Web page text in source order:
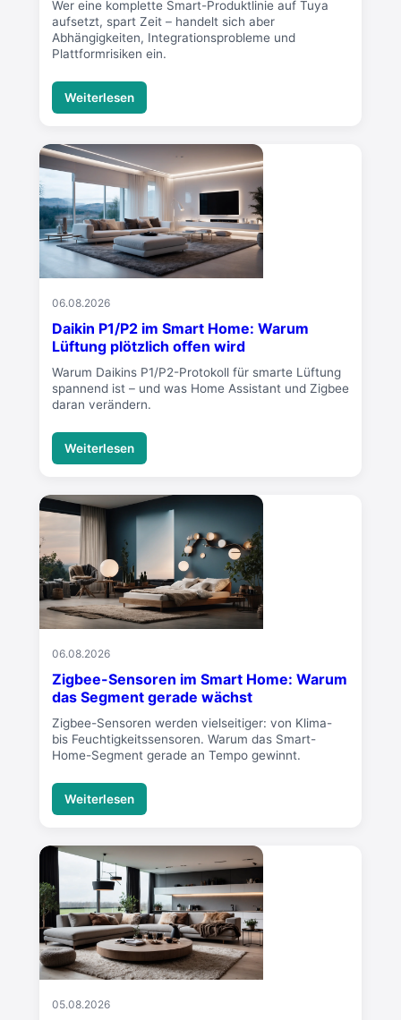
Wer eine komplette Smart-Produktlinie auf Tuya
aufsetzt, spart Zeit – handelt sich aber
Abhängigkeiten, Integrationsprobleme und
Plattformrisiken ein.
Weiterlesen
06.08.2026
Daikin P1/P2 im Smart Home: Warum
Lüftung plötzlich offen wird
Warum Daikins P1/P2-Protokoll für smarte Lüftung
spannend ist – und was Home Assistant und Zigbee
daran verändern.
Weiterlesen
06.08.2026
Zigbee-Sensoren im Smart Home: Warum
das Segment gerade wächst
Zigbee-Sensoren werden vielseitiger: von Klima-
bis Feuchtigkeitssensoren. Warum das Smart-
Home-Segment gerade an Tempo gewinnt.
Weiterlesen
05.08.2026